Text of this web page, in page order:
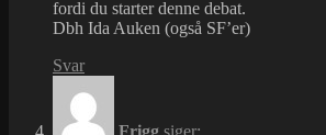
fordi du starter denne debat.
Dbh Ida Auken (også SF’er)
Svar
Frigg siger: